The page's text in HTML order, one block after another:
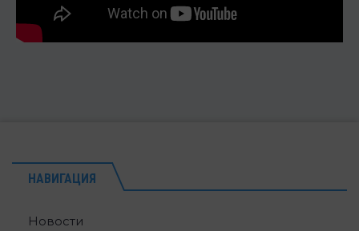
НАВИГАЦИЯ
Новости